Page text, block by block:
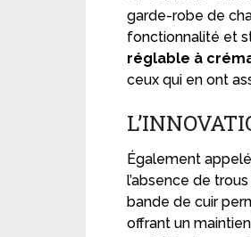
garde-robe de
fonctionnalité et
réglable à
ceux qui en ont
Également
l’absence de
bande de cuir
offrant un